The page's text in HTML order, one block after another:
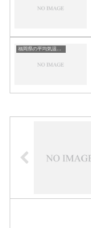
福岡県の平均気温まとめ